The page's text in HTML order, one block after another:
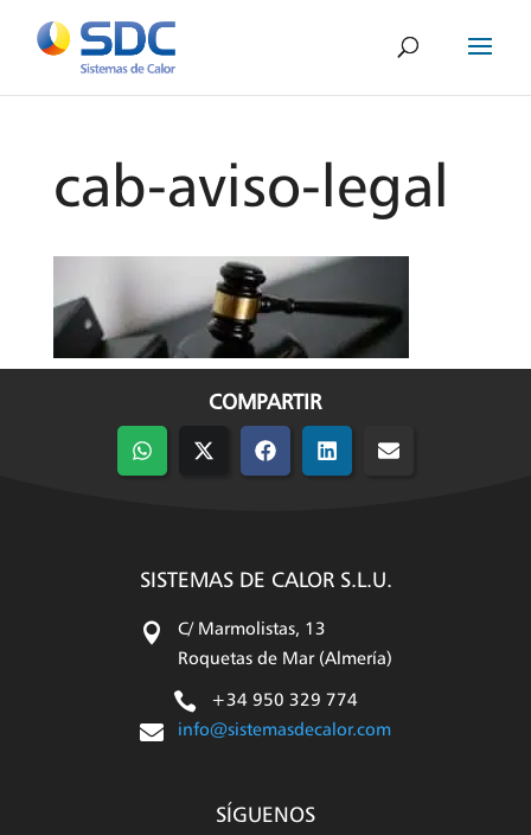
cab-aviso-legal
COMPARTIR
Compartir
en
CompartirCompartir
en
Compartir
en
Compartir
SISTEMAS DE CALOR S.L.U.

C/ Marmolistas, 13
Roquetas de Mar (Almería)
 +34 950 329 774
 info@sistemasdecalor.com
SÍGUENOS